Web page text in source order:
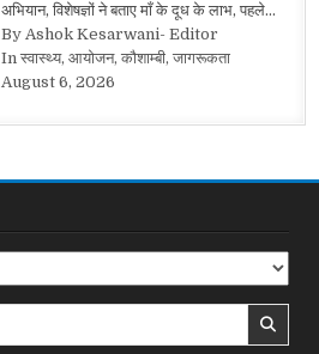
अभियान, विशेषज्ञों ने बताए माँ के दूध के लाभ, पहले…
By Ashok Kesarwani- Editor
In स्वास्थ्य, आयोजन, कौशाम्बी, जागरूकता
August 6, 2026